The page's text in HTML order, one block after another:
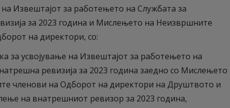
Извештајот за работењето на Службата за
за 2023 година и Мислењето на Неизвршните
на директори, со:
за усвојување на Извештајот за работењето на
ревизија за 2023 година заедно со Мислењето
членови на Одборот на директори на Друштвото и
на внатрешниот ревизор за 2023 година,